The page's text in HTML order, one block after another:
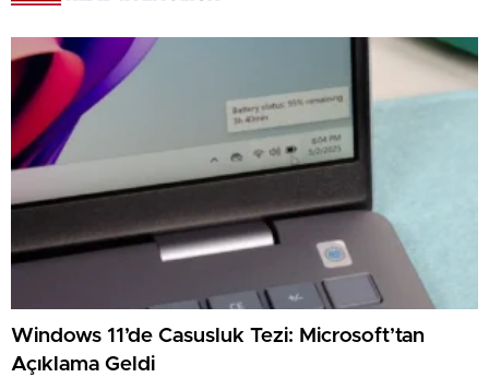
Windows 11’de Casusluk Tezi: Microsoft’tan
Açıklama Geldi